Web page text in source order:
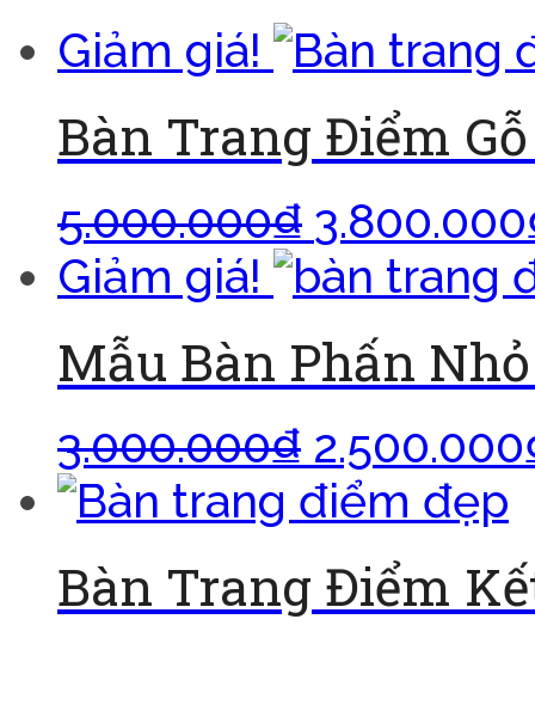
Giảm giá!
Bàn Trang Điểm
5.000.000₫ 3.800.000
Giảm giá!
Mẫu Bàn Phấn
3.000.000₫ 2.500.000
Bàn Trang Điểm